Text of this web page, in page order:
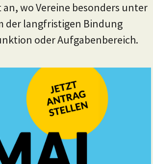
wo Vereine besonders unter
der langfristigen Bindung
oder Aufgabenbereich.